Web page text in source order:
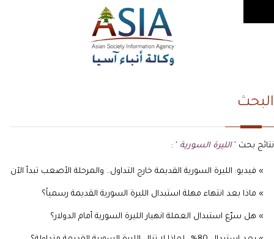
البحث
نتائج بحث 'الليرة السورية ' :
» فيديو: الليرة السورية القديمة خارج التداول.. والمرحلة الأصعب تبدأ الآن
» ماذا بعد انتهاء مهلة استبدال الليرة السورية القديمة رسمياً؟
» هل سرّع استبدال العملة انهيار الليرة السورية أمام الدولار؟